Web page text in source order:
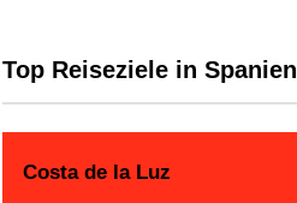
Top Reiseziele in Spanien
Costa de la Luz